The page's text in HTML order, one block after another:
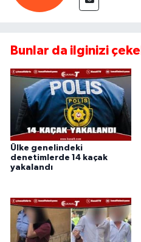
Bunlar da ilginizi
Ülke genelindeki
denetimlerde 14 kaçak
yakalandı